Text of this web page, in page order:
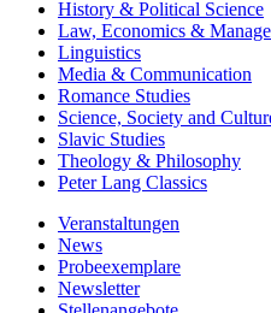
History & Political Science
Law, Economics &
Linguistics
Media & Communication
Romance Studies
Science, Society and
Slavic Studies
Theology & Philosophy
Peter Lang Classics
Veranstaltungen
News
Probeexemplare
Newsletter